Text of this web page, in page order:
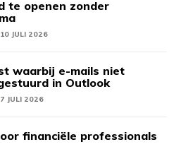
te openen zonder
10 JULI 2026
waarbij e-mails niet
in Outlook
7 JULI 2026
financiële professionals